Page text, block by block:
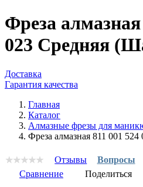
Фреза алмазная
023 Средняя
Доставка
Гарантия качества
Главная
Каталог
Алмазные фрезы для
Фреза алмазная 811 001
Отзывы Вопросы
Сравнение
Поделиться